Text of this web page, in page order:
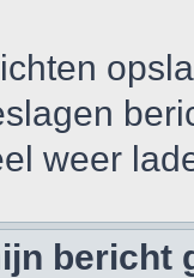
weer
bericht